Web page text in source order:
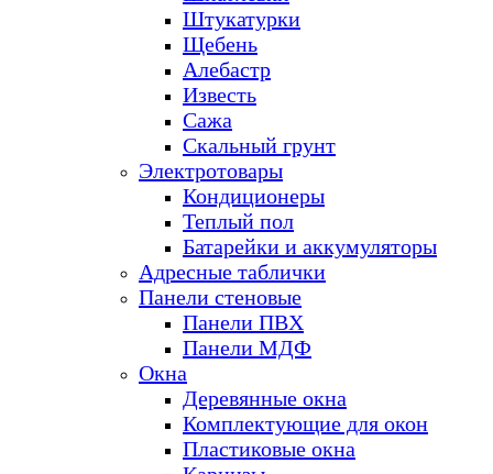
Штукатурки
Щебень
Алебастр
Известь
Сажа
Скальный грунт
Электротовары
Кондиционеры
Теплый пол
Батарейки и аккумуляторы
Адресные таблички
Панели стеновые
Панели ПВХ
Панели МДФ
Окна
Деревянные окна
Комплектующие для окон
Пластиковые окна